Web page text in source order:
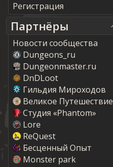
Регистрация
Партнёры
Новости сообщества
Dungeons_ru
Dungeonmaster.ru
DnDLoot
Гильдия Мироходов
Великое Путешествие
Студия «Phantom»
Lore
ReQuest
Бесценный Опыт
Monster park